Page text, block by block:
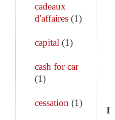
cadeaux
d'affaires (1)
capital (1)
cash for car
(1)
cessation (1)
I